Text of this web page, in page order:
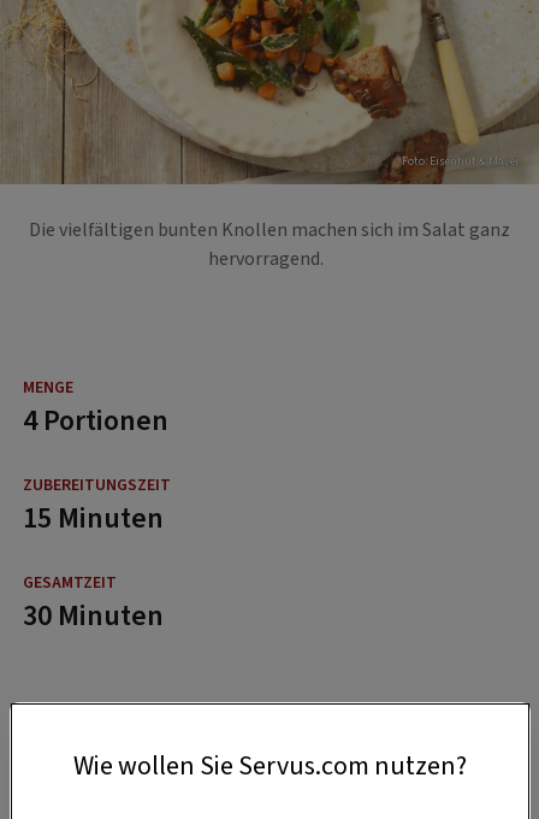
Foto: Eisenhut & Mayer
Die vielfältigen bunten Knollen machen sich im Salat ganz
hervorragend.
4 Portionen
15 Minuten
30 Minuten
Wie wollen Sie Servus.com nutzen?